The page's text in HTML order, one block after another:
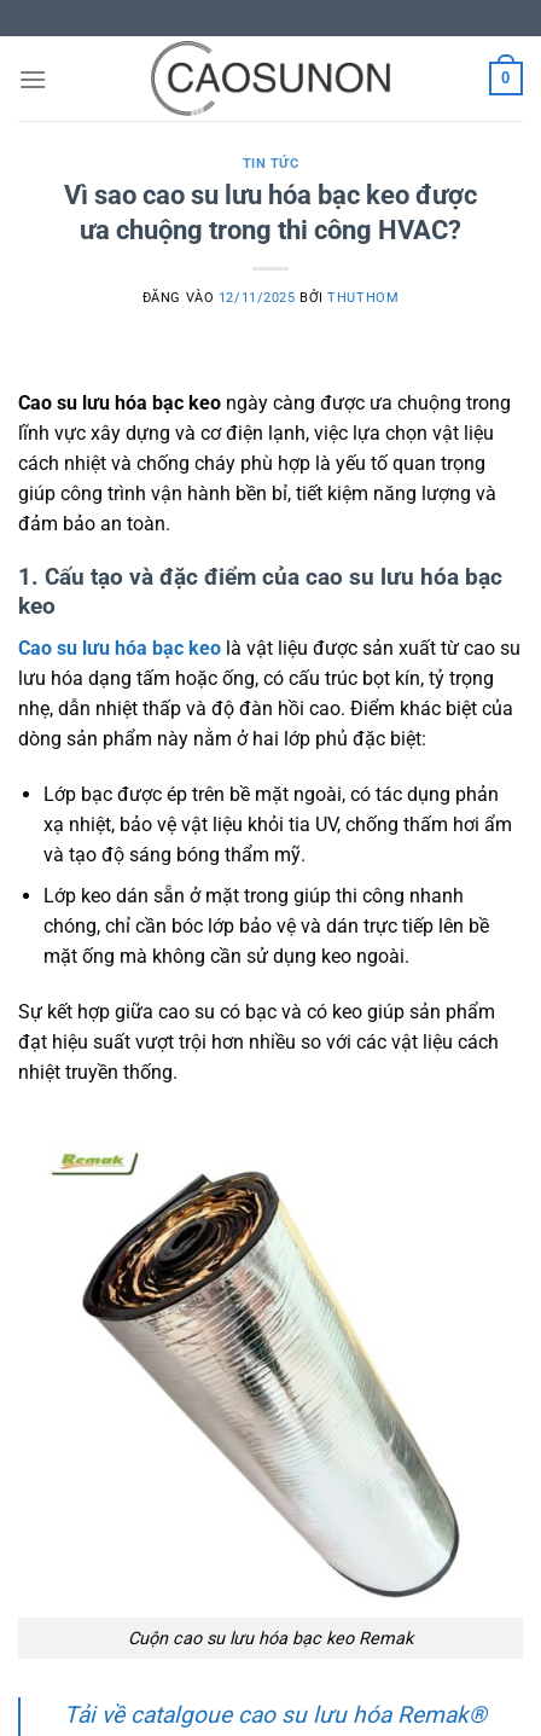
qua
nội
0
TIN TỨC
Vì sao cao su lưu hóa bạc keo được
ưa chuộng trong thi công HVAC?
ĐĂNG VÀO 12/11/2025 BỞITHUTHOM
Cao su lưu hóa bạc keo ngày càng được ưa chuộng trong
lĩnh vực xây dựng và cơ điện lạnh, việc lựa chọn vật liệu
cách nhiệt và chống cháy phù hợp là yếu tố quan trọng
giúp công trình vận hành bền bỉ, tiết kiệm năng lượng và
đảm bảo an toàn.
1. Cấu tạo và đặc điểm của cao su lưu hóa bạc
keo
Cao su lưu hóa bạc keo là vật liệu được sản xuất từ cao su
lưu hóa dạng tấm hoặc ống, có cấu trúc bọt kín, tỷ trọng
nhẹ, dẫn nhiệt thấp và độ đàn hồi cao. Điểm khác biệt của
dòng sản phẩm này nằm ở hai lớp phủ đặc biệt:
Lớp bạc được ép trên bề mặt ngoài, có tác dụng phản
xạ nhiệt, bảo vệ vật liệu khỏi tia UV, chống thấm hơi ẩm
và tạo độ sáng bóng thẩm mỹ.
Lớp keo dán sẵn ở mặt trong giúp thi công nhanh
chóng, chỉ cần bóc lớp bảo vệ và dán trực tiếp lên bề
mặt ống mà không cần sử dụng keo ngoài.
Sự kết hợp giữa cao su có bạc và có keo giúp sản phẩm
đạt hiệu suất vượt trội hơn nhiều so với các vật liệu cách
nhiệt truyền thống.
Cuộn cao su lưu hóa bạc keo Remak
Tải về catalgoue cao su lưu hóa Remak®